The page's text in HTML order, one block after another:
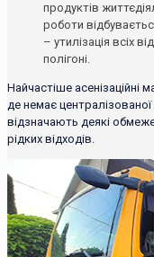
продуктів
роботи
– утилізація всіх
полігоні.
Найчастіше асенізаційні
де немає
відзначають деякі
рідких відходів.